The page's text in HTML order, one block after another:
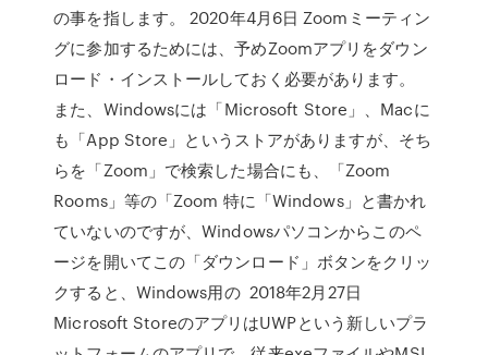
の事を指します。 2020年4月6日 Zoomミーティン
グに参加するためには、予めZoomアプリをダウン
ロード・インストールしておく必要があります。
また、Windowsには「Microsoft Store」、Macに
も「App Store」というストアがありますが、そち
らを「Zoom」で検索した場合にも、「Zoom
Rooms」等の「Zoom 特に「Windows」と書かれ
ていないのですが、Windowsパソコンからこのペ
ージを開いてこの「ダウンロード」ボタンをクリッ
クすると、Windows用の 2018年2月27日
Microsoft StoreのアプリはUWPという新しいプラ